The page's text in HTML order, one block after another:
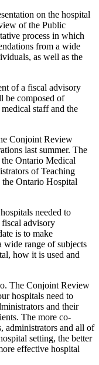
on the hospital
of the Public
process in which
from a wide
as well as the
of a fiscal advisory
be composed of
staff and the
Conjoint Review
last summer. The
Ontario Medical
of Teaching
the Ontario Hospital
needed to
advisory
is to make
wide range of subjects
how it is used and
The Conjoint Review
hospitals need to
and their
The more co-
administrators and all of
setting, the better
effective hospital